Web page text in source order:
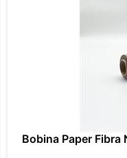
Bobina Paper Fibra